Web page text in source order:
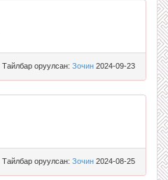
Тайлбар оруулсан: Зочин 2024-09-23
Тайлбар оруулсан: Зочин 2024-08-25